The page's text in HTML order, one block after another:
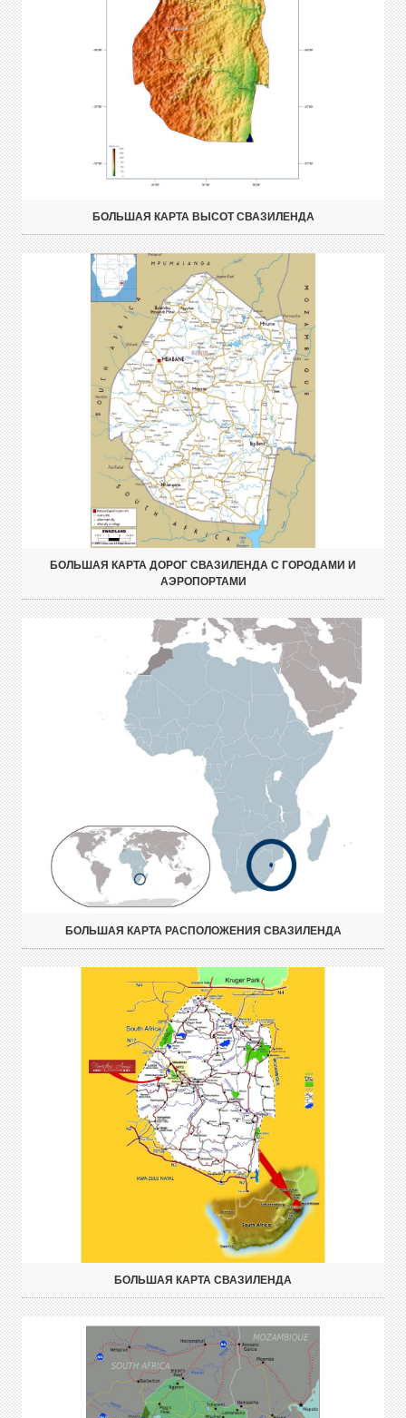
БОЛЬШАЯ КАРТА ВЫСОТ СВАЗИЛЕНДА
БОЛЬШАЯ КАРТА ДОРОГ СВАЗИЛЕНДА С ГОРОДАМИ И
АЭРОПОРТАМИ
БОЛЬШАЯ КАРТА РАСПОЛОЖЕНИЯ СВАЗИЛЕНДА
БОЛЬШАЯ КАРТА СВАЗИЛЕНДА